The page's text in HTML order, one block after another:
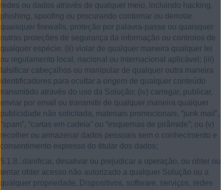
redes ou dados através de qualquer meio, incluindo hacking,
phishing, spoofing ou procurando contornar ou derrotar
quaisquer firewalls, proteção por palavra-passe ou quaisquer
outras proteções de segurança da informação ou controlos de
qualquer espécie; (ii) violar de qualquer maneira qualquer lei
ou regulamento local, nacional ou internacional aplicável; (iii)
falsificar cabeçalhos ou manipular de qualquer outra maneira
identificadores para ocultar a origem de qualquer conteúdo
transmitido através do uso da Solução; (iv) carregar, publicar,
enviar por email ou transmitir de qualquer maneira qualquer
publicidade não solicitada, materiais promocionais, “junk mail”,
“spam”, “cartas em cadeia” ou “esquemas de pirâmide”; ou (v)
recolher ou armazenar dados pessoais sem o conhecimento e
consentimento expresso do titular dos dados;
5.1.8.. danificar, desativar ou prejudicar a operação, ou obter ou
tentar obter acesso não autorizado a qualquer Solução ou a
qualquer propriedade, Dispositivos, software, serviços, redes